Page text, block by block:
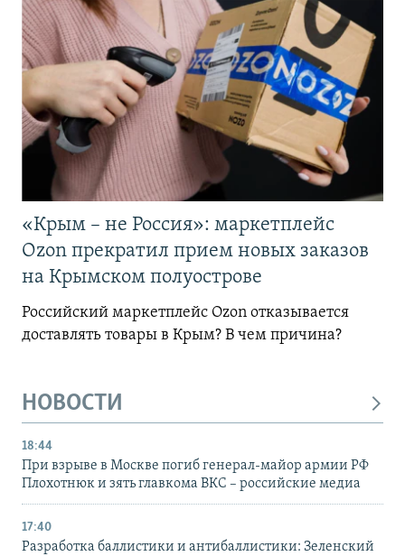
«Крым – не Россия»: маркетплейс
Ozon прекратил прием новых заказов
на Крымском полуострове
Российский маркетплейс Ozon отказывается
доставлять товары в Крым? В чем причина?
НОВОСТИ
18:44
При взрыве в Москве погиб генерал-майор армии РФ
Плохотнюк и зять главкома ВКС – российские медиа
17:40
Разработка баллистики и антибаллистики: Зеленский